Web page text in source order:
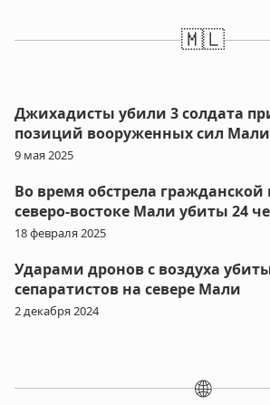
🇲🇱
Джихадисты убили 3 солдата
позиций вооруженных сил Мали
9 мая 2025
Во время обстрела
северо-востоке Мали убиты 24
18 февраля 2025
Ударами дронов с воздуха
сепаратистов на севере Мали
2 декабря 2024
🌐